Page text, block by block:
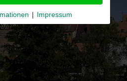
| Impressum